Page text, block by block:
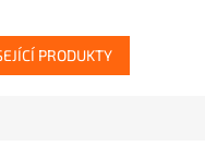
PRODUKTY